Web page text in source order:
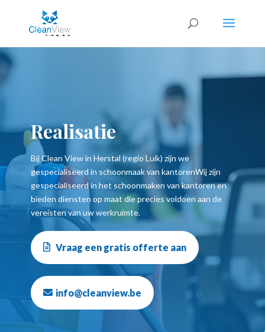
Realisatie
Bij Clean View in Herstal (regio Luik) zijn we
gespecialiseerd in schoonmaak van kantorenWij zijn
gespecialiseerd in het schoonmaken van kantoren en
bieden diensten op maat die precies voldoen aan de
vereisten van uw werkruimte.
Vraag een gratis offerte aan
info@cleanview.be